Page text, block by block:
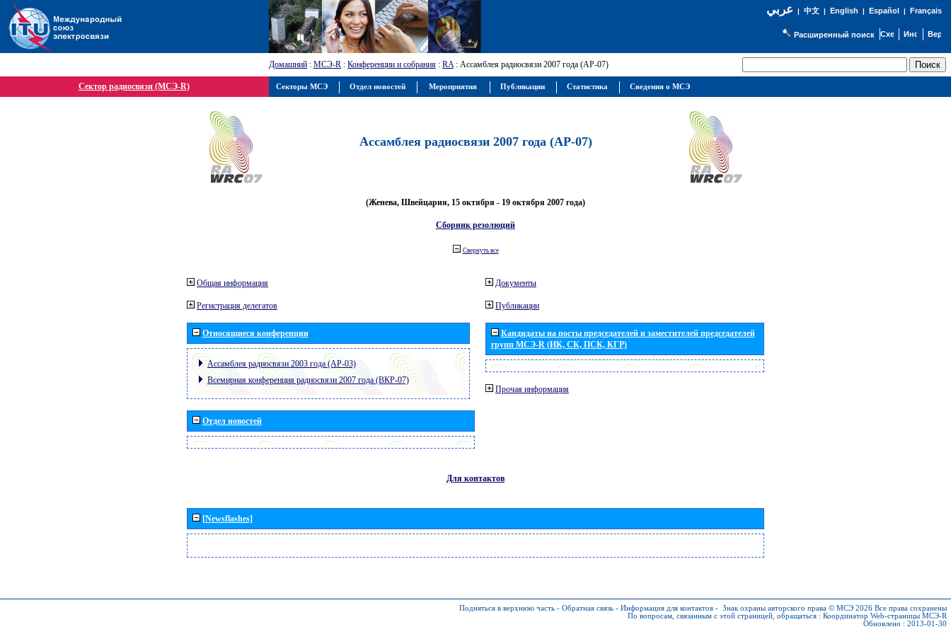
عربي| 中文| English | Español | Français
Расширенный поиск
Домашний : МСЭ-R : Конференции и собрания : RA: Ассамблея радиосвязи 2007 года (АР-07)
Сектор радиосвязи (МСЭ-R)
Ассамблея радиосвязи 2007 года (АР-07)
(Женева, Швейцария, 15 октября - 19 октября 2007 года)
Сборник резолюций
Свернуть все
Общая информация
Регистрация делегатов
Относящиеся конференции
Ассамблея радиосвязи 2003 года (АР-03)
Всемирная конференция радиосвязи 2007 года (ВКР-07)
Отдел новостей
Документы
Публикации
Кандидаты на посты председателей и заместителей председателей
групп МСЭ-R (ИК, СК, ПСК, КГР)
Прочая информация
Для контактов
[Newsflashes]
Подняться в верхнюю часть - Обратная связь - Информация для контактов - Знак охраны авторского права © МСЭ 2026 Все права сохранены
По вопросам, связанным с этой страницей, обращаться : Координатор Web-страницы МСЭ-R
Обновлено : 2013-01-30
Секторы МСЭ Отдел новостей Мероприятия Публикации Статистика Сведения о МСЭ